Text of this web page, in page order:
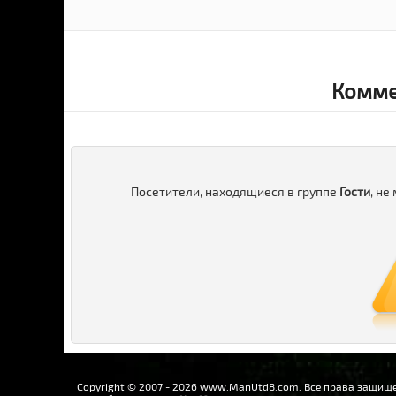
Посетители, находящиеся в группе Гости, не
Copyright © 2007 - 2026 www.ManUtd8.com. Все права